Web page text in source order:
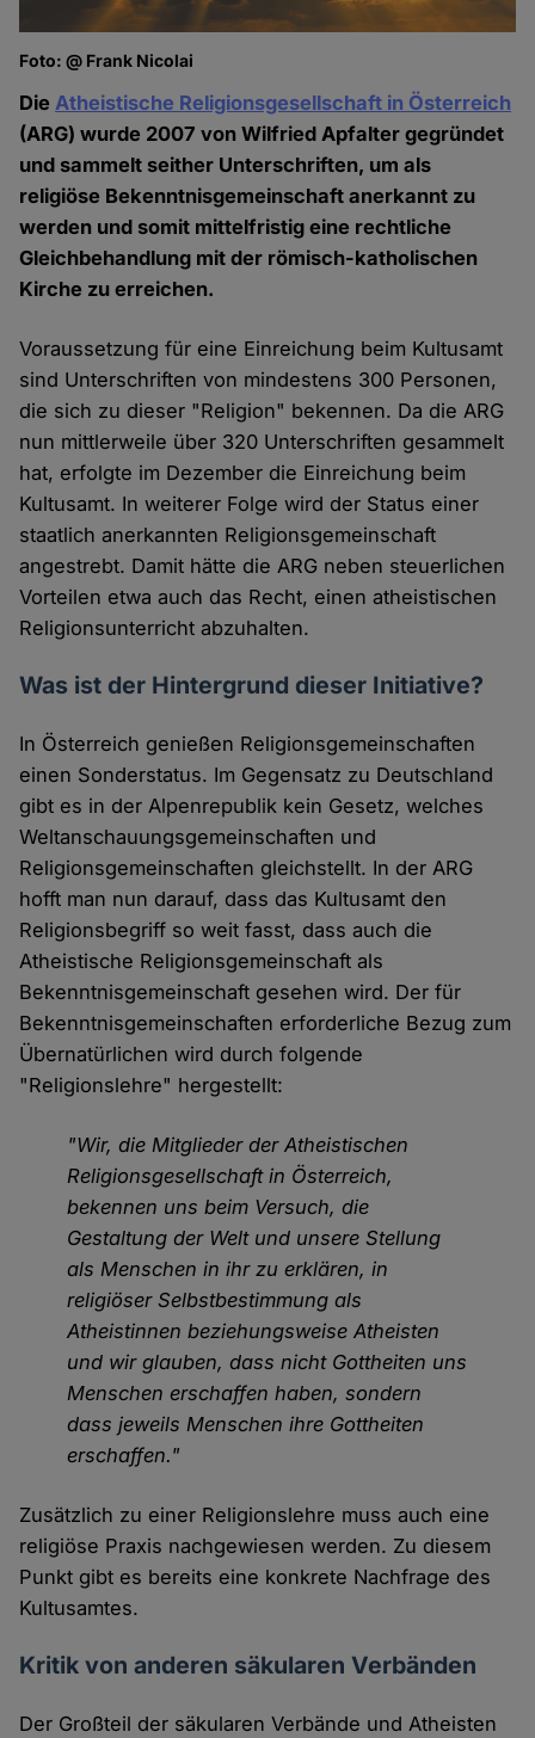
Foto: @ Frank Nicolai
DieAtheistische Religionsgesellschaft in Österreich
(ARG) wurde 2007 von Wilfried Apfalter gegründet
und sammelt seither Unterschriften, um als
religiöse Bekenntnisgemeinschaft anerkannt zu
werden und somit mittelfristig eine rechtliche
Gleichbehandlung mit der römisch-katholischen
Kirche zu erreichen.
Voraussetzung für eine Einreichung beim Kultusamt
sind Unterschriften von mindestens 300 Personen,
die sich zu dieser "Religion" bekennen. Da die ARG
nun mittlerweile über 320 Unterschriften gesammelt
hat, erfolgte im Dezember die Einreichung beim
Kultusamt. In weiterer Folge wird der Status einer
staatlich anerkannten Religionsgemeinschaft
angestrebt. Damit hätte die ARG neben steuerlichen
Vorteilen etwa auch das Recht, einen atheistischen
Religionsunterricht abzuhalten.
Was ist der Hintergrund dieser Initiative?
In Österreich genießen Religionsgemeinschaften
einen Sonderstatus. Im Gegensatz zu Deutschland
gibt es in der Alpenrepublik kein Gesetz, welches
Weltanschauungsgemeinschaften und
Religionsgemeinschaften gleichstellt. In der ARG
hofft man nun darauf, dass das Kultusamt den
Religionsbegriff so weit fasst, dass auch die
Atheistische Religionsgemeinschaft als
Bekenntnisgemeinschaft gesehen wird. Der für
Bekenntnisgemeinschaften erforderliche Bezug zum
Übernatürlichen wird durch folgende
"Religionslehre" hergestellt:
"Wir, die Mitglieder der Atheistischen
Religionsgesellschaft in Österreich,
bekennen uns beim Versuch, die
Gestaltung der Welt und unsere Stellung
als Menschen in ihr zu erklären, in
religiöser Selbstbestimmung als
Atheistinnen beziehungsweise Atheisten
und wir glauben, dass nicht Gottheiten uns
Menschen erschaffen haben, sondern
dass jeweils Menschen ihre Gottheiten
erschaffen."
Zusätzlich zu einer Religionslehre muss auch eine
religiöse Praxis nachgewiesen werden. Zu diesem
Punkt gibt es bereits eine konkrete Nachfrage des
Kultusamtes.
Kritik von anderen säkularen Verbänden
Der Großteil der säkularen Verbände und Atheisten